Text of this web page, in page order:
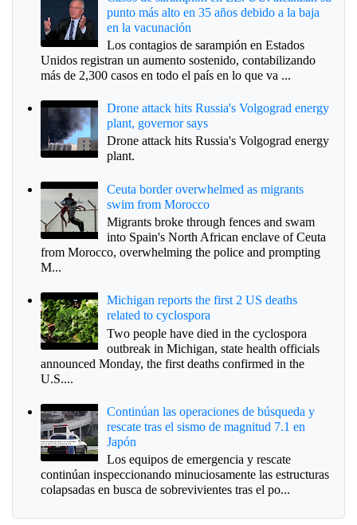
punto más alto en 35 años debido a la baja
en la vacunación
Los contagios de sarampión en Estados
Unidos registran un aumento sostenido, contabilizando
más de 2,300 casos en todo el país en lo que va ...
Drone attack hits Russia's Volgograd energy
plant, governor says
Drone attack hits Russia's Volgograd energy
plant.
Ceuta border overwhelmed as migrants
swim from Morocco
Migrants broke through fences and swam
into Spain's North African enclave of Ceuta
from Morocco, overwhelming the police and prompting
M...
Michigan reports the first 2 US deaths
related to cyclospora
Two people have died in the cyclospora
outbreak in Michigan, state health officials
announced Monday, the first deaths confirmed in the
U.S....
Continúan las operaciones de búsqueda y
rescate tras el sismo de magnitud 7.1 en
Japón
Los equipos de emergencia y rescate
continúan inspeccionando minuciosamente las estructuras
colapsadas en busca de sobrevivientes tras el po...